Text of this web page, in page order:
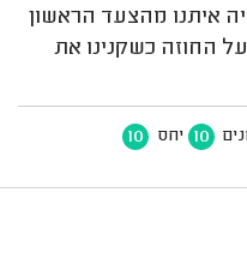
איתנו מהצעד הראשון
החוזה כשקנינו את
10 יחס 10